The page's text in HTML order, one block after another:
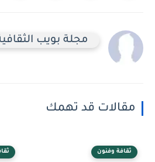
مجلة بويب
مقالات قد تهمك
ثقافة وفنون